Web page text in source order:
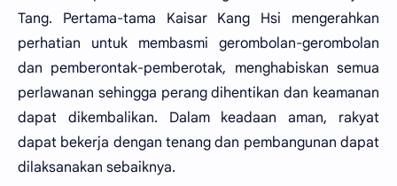
Tang. Pertama-tama Kaisar Kang Hsi mengerahkan
perhatian untuk membasmi gerombolan-gerombolan
dan pemberontak-pemberotak, menghabiskan semua
perlawanan sehingga perang dihentikan dan keamanan
dapat dikembalikan. Dalam keadaan aman, rakyat
dapat bekerja dengan tenang dan pembangunan dapat
dilaksanakan sebaiknya.